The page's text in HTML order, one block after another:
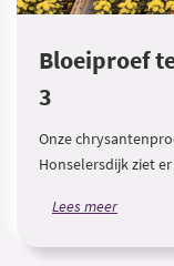
Bloeiproef
3
Onze
Honselersdijk ziet
Lees meer